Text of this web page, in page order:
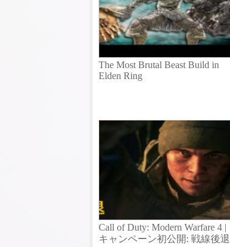
The Most Brutal Beast Build in
Elden Ring
Call of Duty: Modern Warfare 4 |
キャンペーン初公開: 戦線後退